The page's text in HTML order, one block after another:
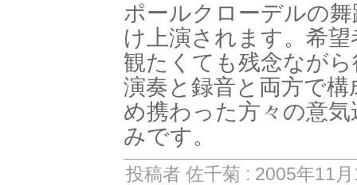
ポールクローデルの
け上演されます。希
観たくても残念なが
演奏と録音と両方で
め携わった方々の意
みです。
投稿者 佐千菊 : 2005年11